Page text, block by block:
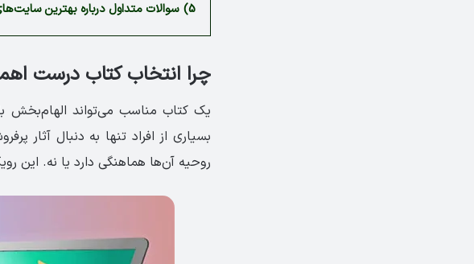
5) سوالات متداول درباره بهترین
چرا انتخاب کتاب درست
یک کتاب مناسب می‌تواند الهام‌بخش
بسیاری از افراد تنها به دنبال آثار
روحیه آن‌ها هماهنگی دارد یا نه. این